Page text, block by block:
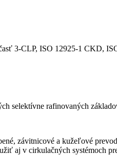
3-CLP, ISO 12925-1 CKD,
selektívne rafinovaných
závitnicové a kužeľové
aj v cirkulačných systémoch